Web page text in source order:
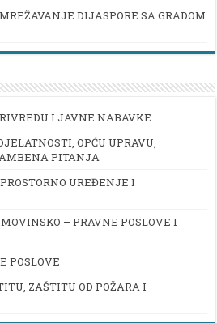
DIJASPORE SA GRADOM
I JAVNE NABAVKE
OPĆU UPRAVU,
PITANJA
UREĐENJE I
– PRAVNE POSLOVE I
POSLOVE
ZAŠTITU OD POŽARA I